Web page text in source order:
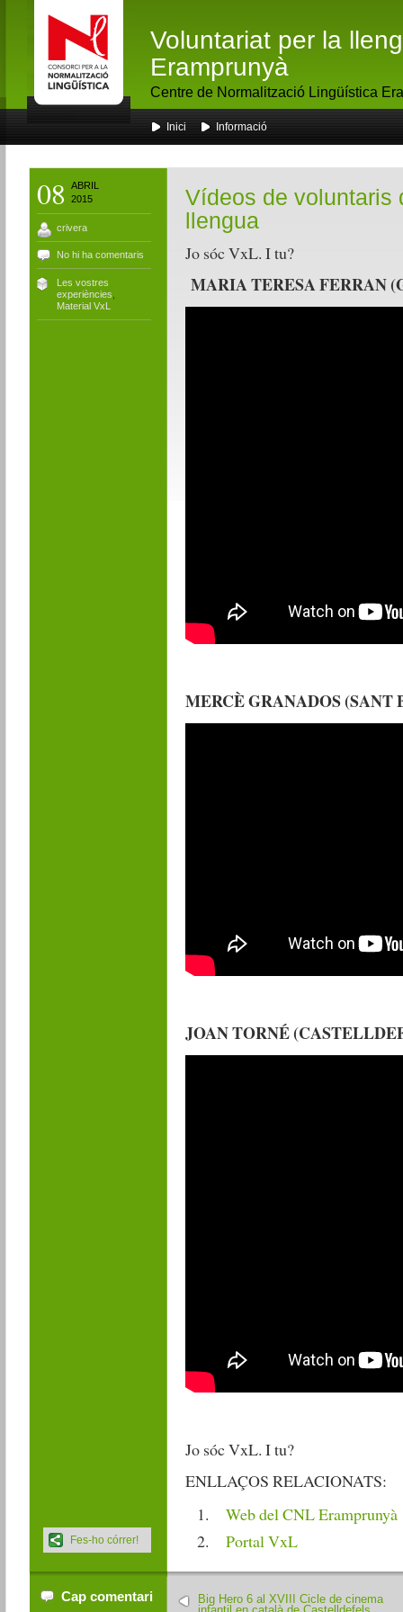
Voluntariat per la
Eramprunyà
Centre de Normalització Lingüística
Inici Informació
08
ABRIL
2015
crivera
No hi ha comentaris
Les vostres
experiències
Material VxL
Vídeos de voluntaris
llengua
Jo sóc VxL. I tu?
MARIA TERESA FERRAN
MERCÈ GRANADOS
JOAN TORNÉ
Jo sóc VxL. I tu?
ENLLAÇOS RELACIONATS:
Web del CNL Eramprunyà
Portal VxL
Fes-ho córrer!
Cap comentari
Big Hero 6 al XVIII Cicle de cinema